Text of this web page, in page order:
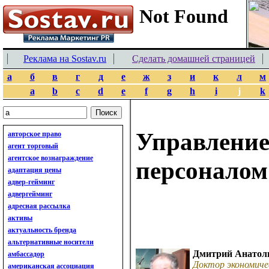
Реклама на Sostav.ru
Сделать домашней страницей
а
б в г д е ж з и к л
м
a
b c d e f g h i j k
авторское право
агент торговый
агентское вознаграждение
адаптация цены
адвер-гейминг
адвергейминг
адресная рассылка
активы
актуальность бренда
альтернативные носители
амбассадор
американская ассоциация
персоналом
Дмитрий
Доктор